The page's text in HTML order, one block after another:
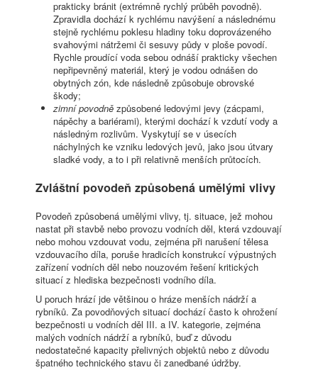
prakticky bránit (extrémně rychlý průběh povodně).
Zpravidla dochází k rychlému navýšení a následnému
stejně rychlému poklesu hladiny toku doprovázeného
svahovými nátržemi či sesuvy půdy v ploše povodí.
Rychle proudící voda sebou odnáší prakticky všechen
nepřipevněný materiál, který je vodou odnášen do
obytných zón, kde následně způsobuje obrovské
škody;
zimní povodně způsobené ledovými jevy (zácpami,
nápěchy a bariérami), kterými dochází k vzdutí vody a
následným rozlivům. Vyskytují se v úsecích
náchylných ke vzniku ledových jevů, jako jsou útvary
sladké vody, a to i při relativně menších průtocích.
Zvláštní povodeň způsobená umělými vlivy
Povodeň způsobená umělými vlivy, tj. situace, jež mohou
nastat při stavbě nebo provozu vodních děl, která vzdouvají
nebo mohou vzdouvat vodu, zejména při narušení tělesa
vzdouvacího díla, poruše hradicích konstrukcí výpustných
zařízení vodních děl nebo nouzovém řešení kritických
situací z hlediska bezpečnosti vodního díla.
U poruch hrází jde většinou o hráze menších nádrží a
rybníků. Za povodňových situací dochází často k ohrožení
bezpečnosti u vodních děl III. a IV. kategorie, zejména
malých vodních nádrží a rybníků, buď z důvodu
nedostatečné kapacity přelivných objektů nebo z důvodu
špatného technického stavu či zanedbané údržby.